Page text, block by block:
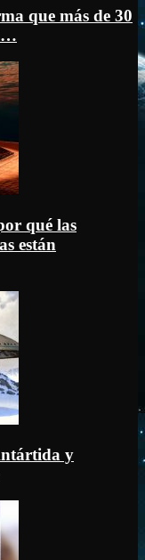
que más de 30
qué las
están
y